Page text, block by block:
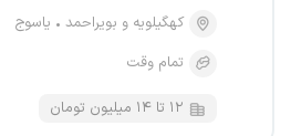
کهگیلویه و بویراحمد
یاسوج
تمام وقت
۱۲ تا ۱۴ میلیون تومان